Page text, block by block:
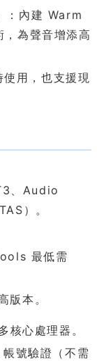
內建 Warm
為聲音增添高
用，也支援現
、Audio
）。
最低需
本。
核心處理器。
號驗證（不需